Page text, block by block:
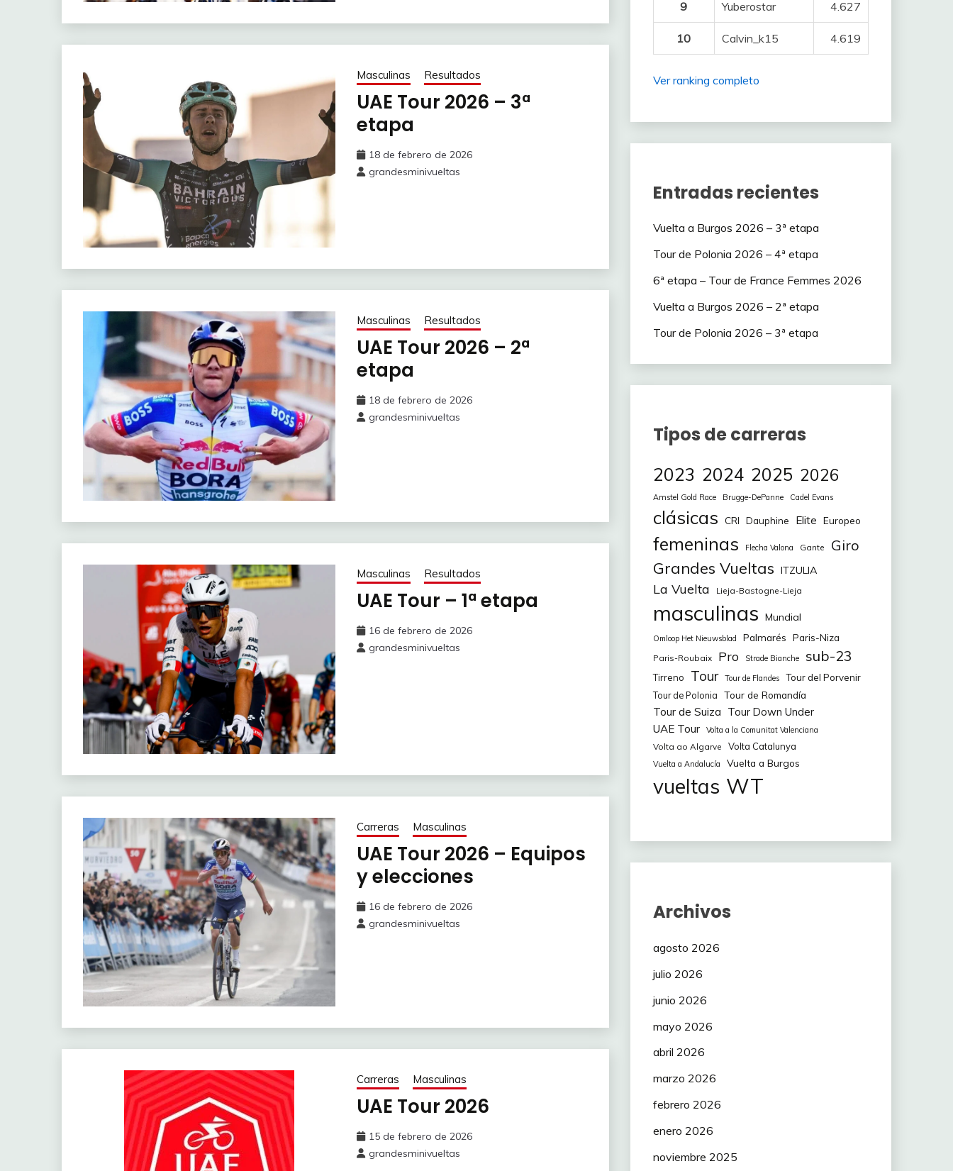
Masculinas Resultados
UAE Tour 2026 – 3ª
etapa
18 de febrero de 2026
grandesminivueltas
Masculinas Resultados
UAE Tour 2026 – 2ª
etapa
18 de febrero de 2026
grandesminivueltas
Masculinas Resultados
UAE Tour – 1ª etapa
16 de febrero de 2026
grandesminivueltas
Carreras Masculinas
UAE Tour 2026 – Equipos
y elecciones
16 de febrero de 2026
grandesminivueltas
Carreras Masculinas
UAE Tour 2026
15 de febrero de 2026
grandesminivueltas
9 Yuberostar 4.627
10 Calvin_k15 4.619
Ver ranking completo
Entradas recientes
Vuelta a Burgos 2026 – 3ª etapa
Tour de Polonia 2026 – 4ª etapa
6ª etapa – Tour de France Femmes 2026
Vuelta a Burgos 2026 – 2ª etapa
Tour de Polonia 2026 – 3ª etapa
Tipos de carreras
2023 2024 2025 2026
Amstel Gold Race Brugge-DePanne Cadel Evans
clásicas CRI Dauphine Elite Europeo
femeninas Flecha Valona Gante Giro
Grandes Vueltas ITZULIA
La Vuelta Lieja-Bastogne-Lieja
masculinas Mundial
Omloop Het Nieuwsblad Palmarés Paris-Niza
Paris-Roubaix Pro Strade Bianche sub-23
Tirreno Tour Tour de Flandes
Tour del Porvenir
Tour de Polonia
Tour de Romandía
Tour de Suiza Tour Down Under
UAE Tour
Volta a la Comunitat Valenciana
Volta ao Algarve Volta Catalunya
Vuelta a Andalucía Vuelta a Burgos
vueltas WT
Archivos
agosto 2026
julio 2026
junio 2026
mayo 2026
abril 2026
marzo 2026
febrero 2026
enero 2026
noviembre 2025